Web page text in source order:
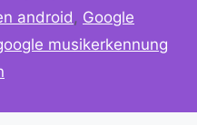
android , Google
musikerkennung